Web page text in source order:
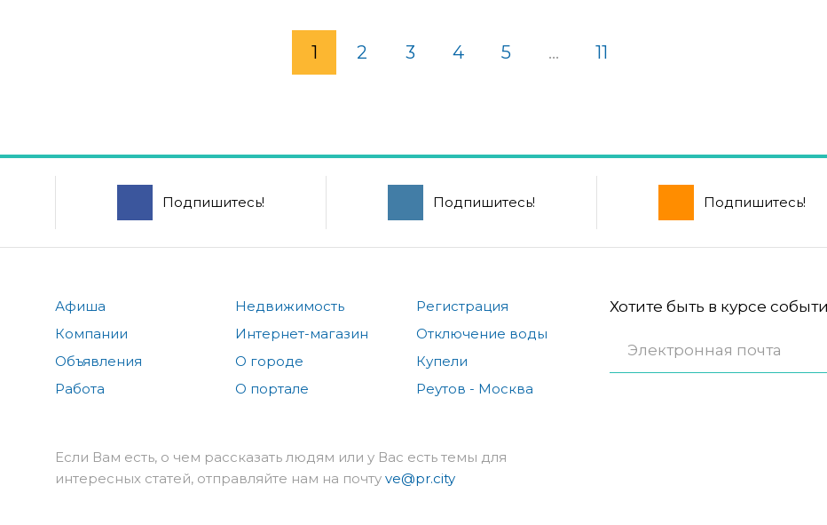
1 2 3 4 5 ... 11
Подпишитесь! Подпишитесь! Подпишитесь!
Афиша
Компании
Объявления
Работа
Недвижимость
Интернет-магазин
О городе
О портале
Регистрация
Отключение воды
Купели
Реутов - Москва
Хотите быть в курсе
Если Вам есть, о чем рассказать людям или у Вас есть темы для
интересных статей, отправляйте нам на почту ve@pr.city